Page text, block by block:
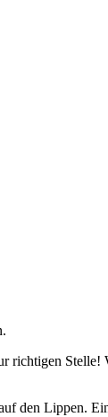
Stelle!
den Lippen.